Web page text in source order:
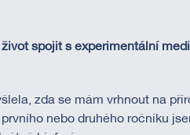
spojit s experimentální
zda se mám vrhnout na
nebo druhého ročníku